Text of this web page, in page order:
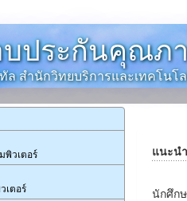
ประกันคุณภ
ล สำนักวิทยบริการและเทคโน
วเตอร์
ตอร์
แนะน
นักศึก